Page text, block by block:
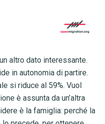
altro dato interessante.
in autonomia di partire.
si riduce al 59%. Vuol
è assunta da un’altra
è la famiglia: perché la